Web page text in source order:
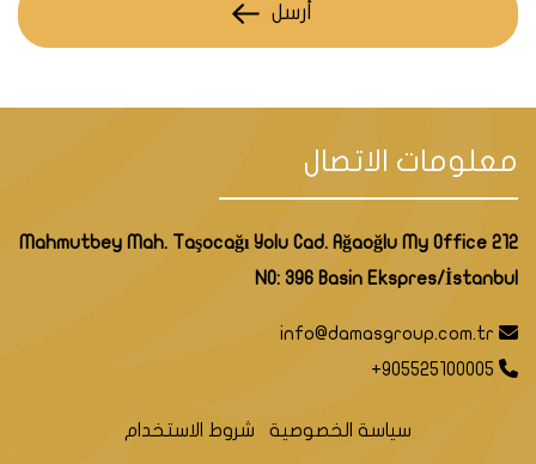
أرسل
معلومات الاتصال
Mahmutbey Mah. Taşocağı Yolu Cad. Ağaoğlu My Office 212
NO: 396 Basin Ekspres/İstanbul
info@damasgroup.com.tr
+905525100005
سياسة الخصوصية شروط الاستخدام